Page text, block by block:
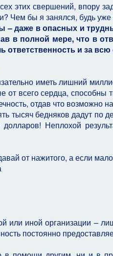
этих свершений, впору
Чем бы я занялся, будь
– даже в опасных и
в полной мере, что в
ответственность и за
иметь лишний
от всего сердца, способны
отдав что возможно
тысяч бедняков дадут по
Неплохой
от нажитого, а если
или иной организации –
постоянно